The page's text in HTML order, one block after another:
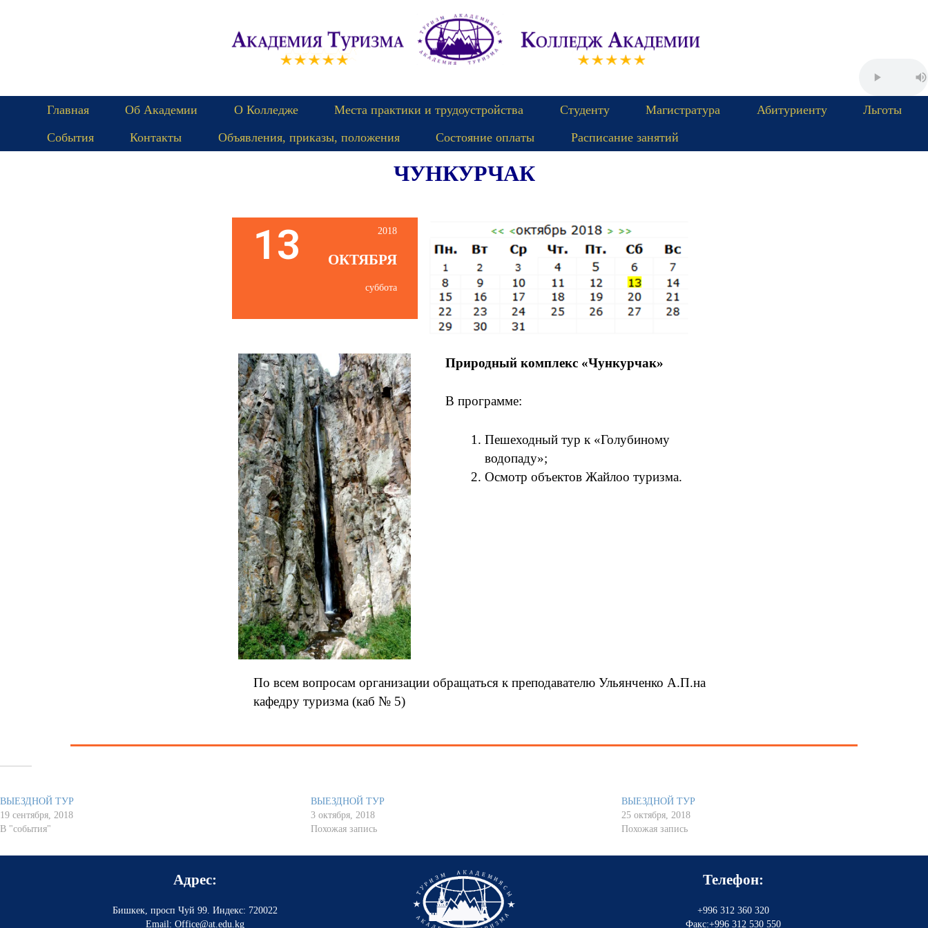
Главная Об Академии О Колледже Места практики и трудоустройства Студенту Магистратура Абитуриенту
Льготы
События
Контакты Объявления, приказы, положения Состояние оплаты Расписание занятий
ЧУНКУРЧАК
13 2018
ОКТЯБРЯ
суббота
Природный комплекс «Чункурчак»
В программе:
Пешеходный тур к «Голубиному
водопаду»;
Осмотр объектов Жайлоо туризма.
По всем вопросам организации обращаться к преподавателю Ульянченко А.П.на
кафедру туризма (каб № 5)
ВЫЕЗДНОЙ ТУР
19 сентября, 2018
В "события"
ВЫЕЗДНОЙ ТУР
3 октября, 2018
Похожая запись
ВЫЕЗДНОЙ ТУР
25 октября, 2018
Похожая запись
Адрес:
Бишкек, просп Чуй 99. Индекс: 720022
Email: Office@at.edu.kg
Телефон:
+996 312 360 320
Факс:+996 312 530 550